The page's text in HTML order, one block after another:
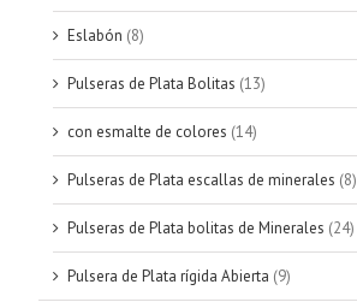
Eslabón (8)
Pulseras de Plata Bolitas (13)
con esmalte de colores (14)
Pulseras de Plata escallas de minerales (8)
Pulseras de Plata bolitas de Minerales (24)
Pulsera de Plata rígida Abierta (9)